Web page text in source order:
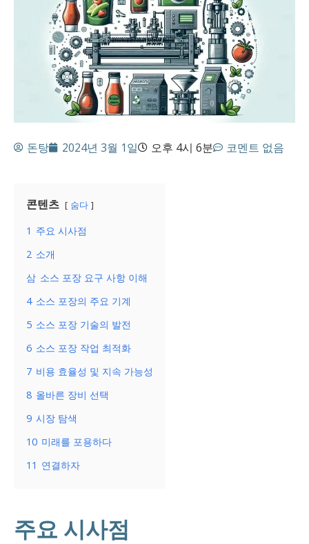
돈탕 2024년 3월 1일 오후 4시 6분 코멘트 없음
콘텐츠 숨다
1 주요 시사점
2 소개
삼 소스 포장 요구 사항 이해
4 소스 포장의 주요 기계
5 소스 포장 기술의 발전
6 소스 포장 작업 최적화
7 비용 효율성 및 지속 가능성
8 올바른 장비 선택
9 시장 탐색
10 미래를 포용하다
11 연결하자
주요 시사점